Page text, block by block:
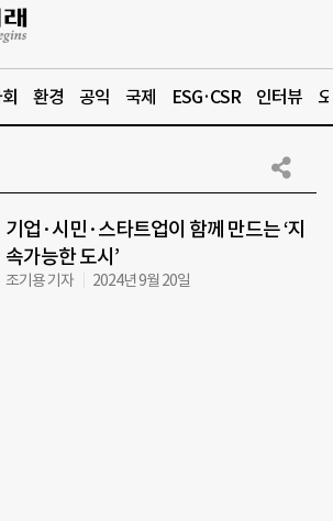
환경 공익 국제 ESG·CSR 인터뷰
기업·시민·스타트업이 함께 만드는 ‘지
속가능한 도시’
조기용 기자 2024년 9월 20일